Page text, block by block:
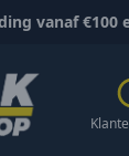
vanaf €100